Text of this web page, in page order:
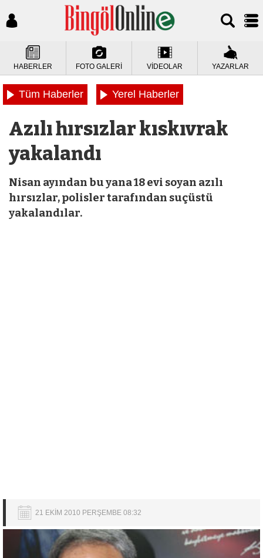
HABERLER FOTO GALERİ VİDEOLAR YAZARLAR
Tüm Haberler Yerel Haberler
Azılı hırsızlar kıskıvrak
yakalandı
Nisan ayından bu yana 18 evi soyan azılı
hırsızlar, polisler tarafından suçüstü
yakalandılar.
21 EKİM 2010 PERŞEMBE 08:32